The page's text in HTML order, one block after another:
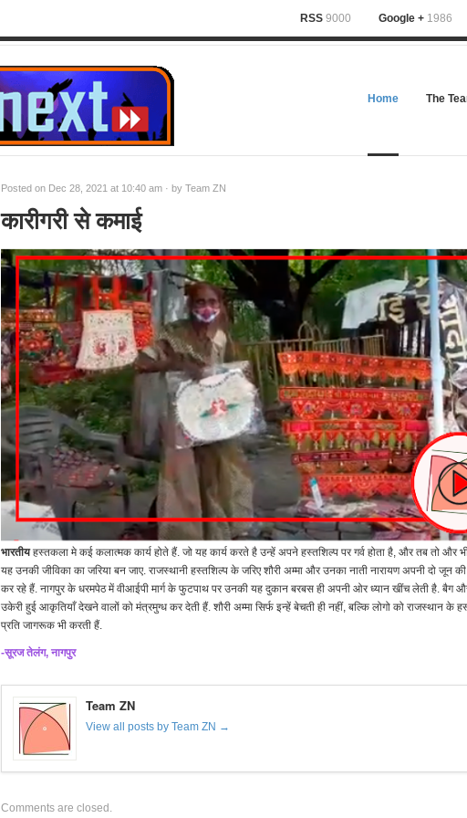
RSS 9000 Google + 1986
Home The
Posted on Dec 28, 2021 at 10:40 am · by Team ZN
कारीगरी से कमाई
भारतीयहस्तकला मे कई कलात्मक कार्य होते हैं. जो यह कार्य करते है उन्हें अपने हस्तशिल्प पर गर्व होता है, और तब तो और
यह उनकी जीविका का जरिया बन जाए. राजस्थानी ह​स्तशिल्प के जरिए शौरी अम्मा और उनका नाती नारायण अपनी दो जून की
कर रहे हैं. नागपुर के धरमपेठ में वीआईपी मार्ग के फुटपाथ पर उनकी यह दुकान बरबस ही अपनी ओर ध्यान खींच लेती है. बैग
उकेरी हुई आकृतियाँ देखने वालों को मंत्रमुग्ध कर देती हैं. शौरी अम्मा सिर्फ इन्हें बेचती ही नहीं, बल्कि लोगो को राजस्थान के
प्रति जागरूक भी करती हैं.
-सूरज तेलंग, नागपुर
Team ZN
View all posts by Team ZN →
Comments are closed.